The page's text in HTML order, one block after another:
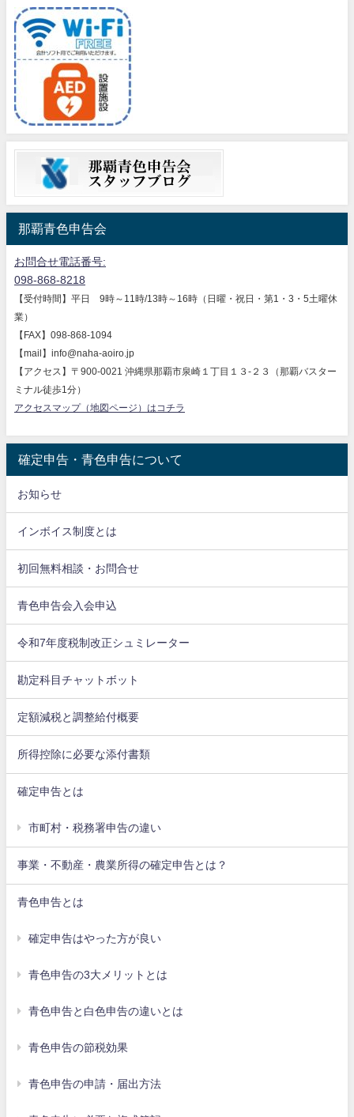
那覇青色申告会
お問合せ電話番号:
098-868-8218
【受付時間】平日 9時～11時/13時～16時（日曜・祝日・第1・3・5土曜休
業）
【FAX】098-868-1094
【mail】info@naha-aoiro.jp
【アクセス】〒900-0021 沖縄県那覇市泉崎１丁目１３-２３（那覇バスター
ミナル徒歩1分）
アクセスマップ（地図ページ）はコチラ
確定申告・青色申告について
お知らせ
インボイス制度とは
初回無料相談・お問合せ
青色申告会入会申込
令和7年度税制改正シュミレーター
勘定科目チャットボット
定額減税と調整給付概要
所得控除に必要な添付書類
確定申告とは
市町村・税務署申告の違い
事業・不動産・農業所得の確定申告とは？
青色申告とは
確定申告はやった方が良い
青色申告の3大メリットとは
青色申告と白色申告の違いとは
青色申告の節税効果
青色申告の申請・届出方法